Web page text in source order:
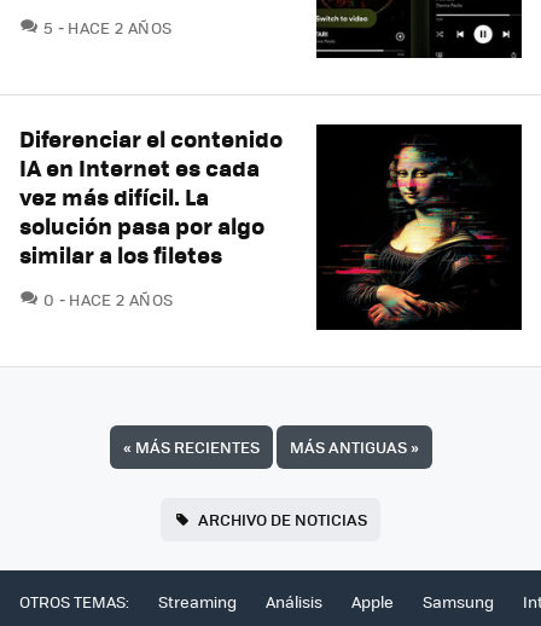
5 COMENTARIOS
HACE 2 AÑOS
Diferenciar el contenido
IA en Internet es cada
vez más difícil. La
solución pasa por algo
similar a los filetes
0 COMENTARIOS
HACE 2 AÑOS
« MÁS RECIENTES MÁS ANTIGUAS»
ARCHIVO DE NOTICIAS
OTROS TEMAS: Streaming Análisis Apple Samsung